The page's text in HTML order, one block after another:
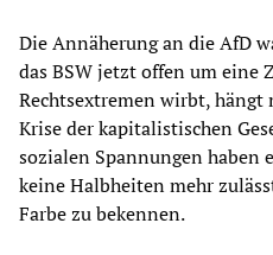
Die Annäherung an die AfD
das BSW jetzt offen um eine
Rechtsextremen wirbt, hängt
Krise der kapitalistischen
sozialen Spannungen haben
keine Halbheiten mehr
Farbe zu bekennen.